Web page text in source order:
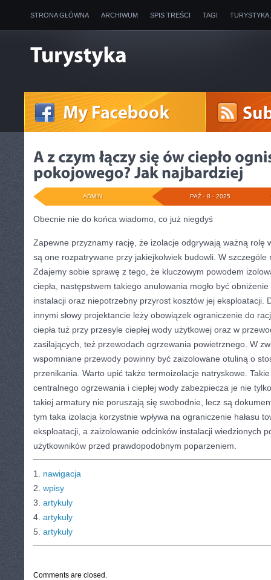
STRONA GŁÓWNA ARCHIWUM SPIS TREŚCI TAGI
PAŹ - 8 - 2025
ADMIN
Obecnie nie do końca wiadomo, co już niegdyś
Zapewne przyznamy rację, że izolacje odgrywają ważną rolę
są one rozpatrywane przy jakiejkolwiek budowli. W
Zdajemy sobie sprawę z tego, że kluczowym powodem
ciepła, następstwem takiego anulowania mogło być
instalacji oraz niepotrzebny przyrost kosztów jej eksploatacji.
innymi słowy projektancie leży obowiązek ograniczenie do
ciepła tuż przy przesyle ciepłej wody użytkowej oraz w
zasilających, też przewodach ogrzewania powietrznego. W
wspomniane przewody powinny być zaizolowane otuliną o
przenikania. Warto upić także termoizolacje natryskowe.
centralnego ogrzewania i ciepłej wody zabezpiecza je nie
takiej armatury nie poruszają się swobodnie, lecz są
tym taka izolacja korzystnie wpływa na ograniczenie hałasu
eksploatacji, a zaizolowanie odcinków instalacji wiedzionych
użytkowników przed prawdopodobnym poparzeniem.
1. nawigacja
2. wpisy
3. artykuly
4. artykuly
5. artykuly
Comments are closed.